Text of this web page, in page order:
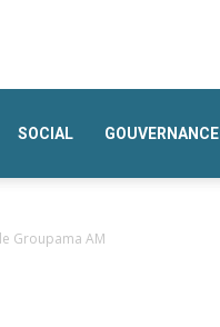
SOCIAL GOUVERNANCE
Groupama AM